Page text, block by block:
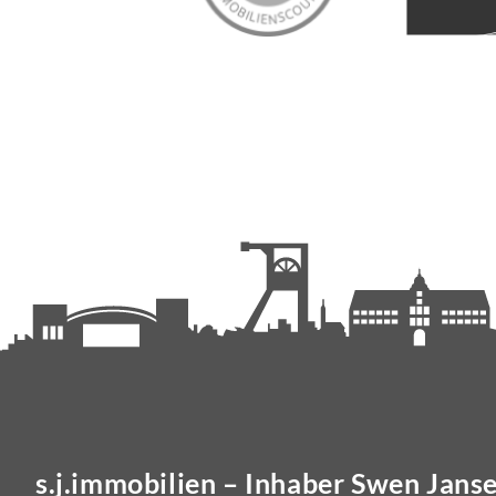
s.j.immobilien – Inhaber Swen